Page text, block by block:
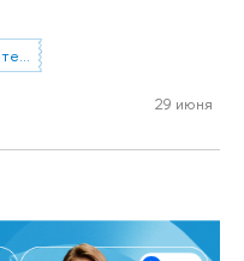
Юридический факультет (Санкт-Петербург)
29 июня